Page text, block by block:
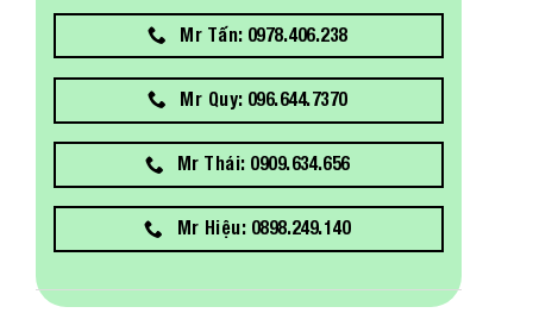
Mr Tấn: 0978.406.238
Mr Quy: 096.644.7370
Mr Thái: 0909.634.656
Mr Hiệu: 0898.249.140